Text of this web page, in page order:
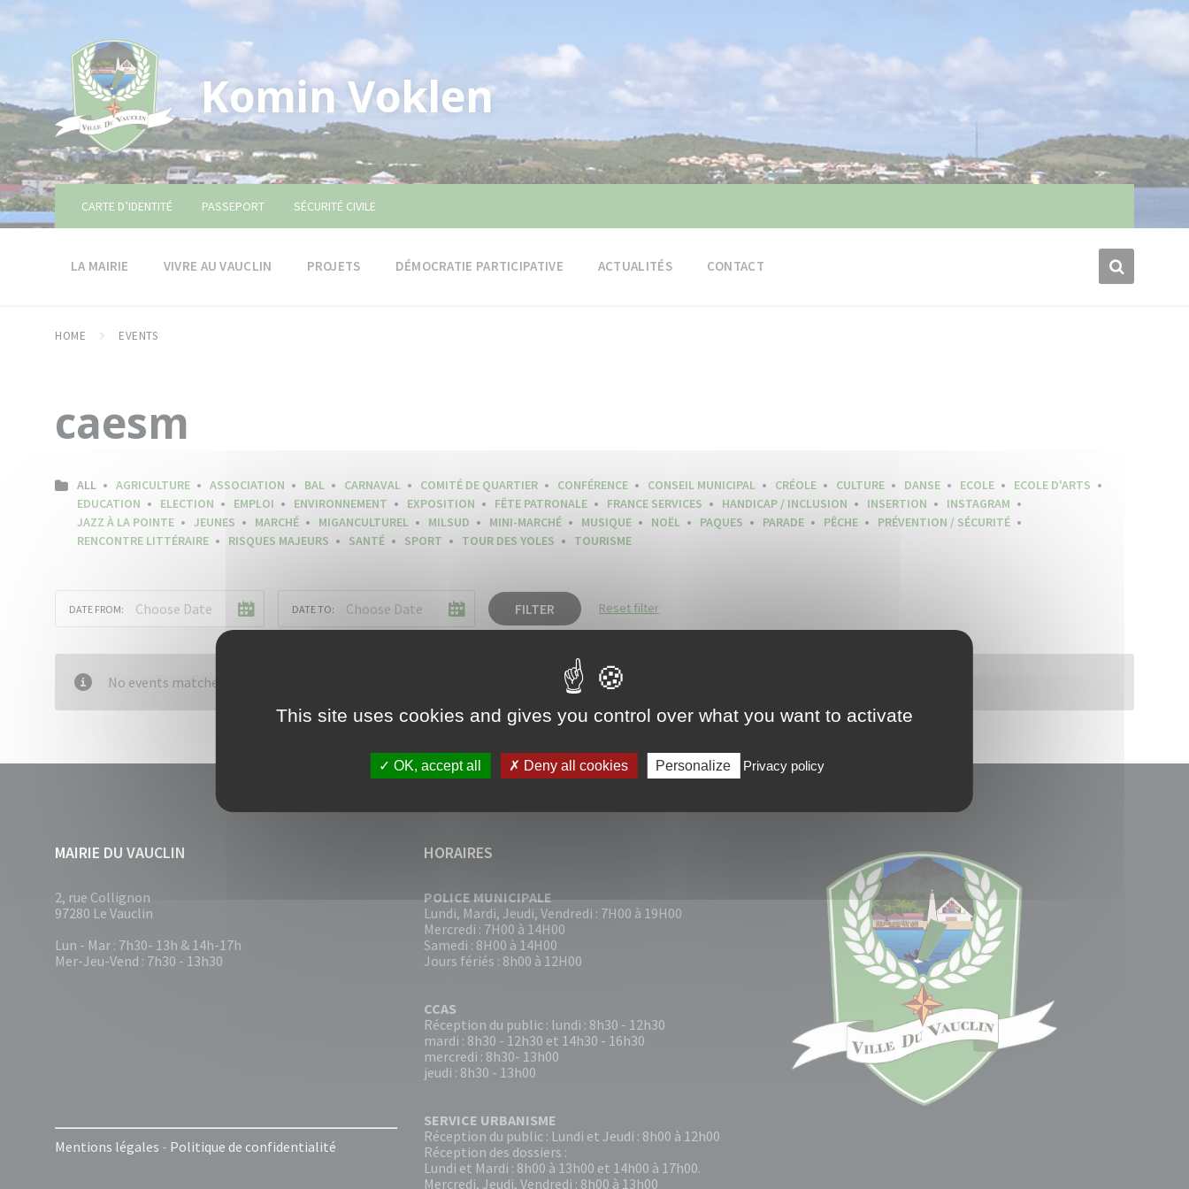
Komin Voklen
CARTE D’IDENTITÉ PASSEPORT SÉCURITÉ CIVILE
LA MAIRIE VIVRE AU VAUCLIN PROJETS DÉMOCRATIE PARTICIPATIVE ACTUALITÉS CONTACT
HOME EVENTS
caesm
ALL AGRICULTURE ASSOCIATION BAL CARNAVAL COMITÉ DE QUARTIER CONFÉRENCE CONSEIL MUNICIPAL CRÉOLE CULTURE DANSE ECOLE
ECOLE D'ARTS
EDUCATION
ELECTION EMPLOI ENVIRONNEMENT EXPOSITION FÊTE PATRONALE FRANCE SERVICES HANDICAP / INCLUSION INSERTION
INSTAGRAM
JAZZ À LA POINTE
JEUNES MARCHÉ MIGANCULTUREL MILSUD MINI-MARCHÉ MUSIQUE NOËL PAQUES PARADE PÊCHE
PRÉVENTION / SÉCURITÉ
RENCONTRE LITTÉRAIRE
RISQUES MAJEURS SANTÉ SPORT TOUR DES YOLES TOURISME
DATE FROM: DATE TO: FILTER Reset filter
No events matched your criteria
MAIRIE DU VAUCLIN
2, rue Collignon
97280 Le Vauclin
Lun - Mar : 7h30- 13h & 14h-17h
Mer-Jeu-Vend : 7h30 - 13h30
Mentions légales - Politique de confidentialité
HORAIRES
POLICE MUNICIPALE
Lundi, Mardi, Jeudi, Vendredi : 7H00 à 19H00
Mercredi : 7H00 à 14H00
Samedi : 8H00 à 14H00
Jours fériés : 8h00 à 12H00
CCAS
Réception du public : lundi : 8h30 - 12h30
mardi : 8h30 - 12h30 et 14h30 - 16h30
mercredi : 8h30- 13h00
jeudi : 8h30 - 13h00
SERVICE URBANISME
Réception du public : Lundi et Jeudi : 8h00 à 12h00
Réception des dossiers :
Lundi et Mardi : 8h00 à 13h00 et 14h00 à 17h00.
Mercredi, Jeudi, Vendredi : 8h00 à 13h00
This site uses cookies and gives you control over what you want to activate
OK, accept all Deny all cookies Personalize Privacy policy